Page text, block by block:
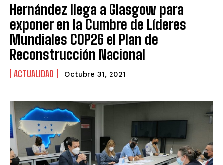
Hernández llega a Glasgow para
exponer en la Cumbre de Líderes
Mundiales COP26 el Plan de
Reconstrucción Nacional
ACTUALIDAD Octubre 31, 2021